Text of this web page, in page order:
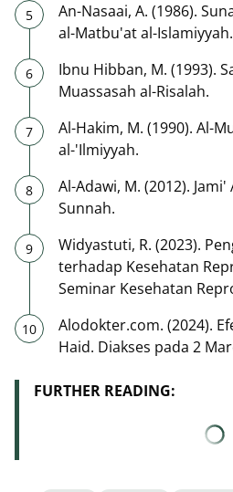
An-Nasaai, A. (1986).
al-Matbu'at al-Islamiyyah.
Ibnu Hibban, M. (1993).
Muassasah al-Risalah.
Al-Hakim, M. (1990). Al-
al-'Ilmiyyah.
Al-Adawi, M. (2012).
Sunnah.
Widyastuti, R. (2023).
terhadap Kesehatan
Seminar Kesehatan
Alodokter.com. (2024).
Haid. Diakses pada 2
FURTHER READING: